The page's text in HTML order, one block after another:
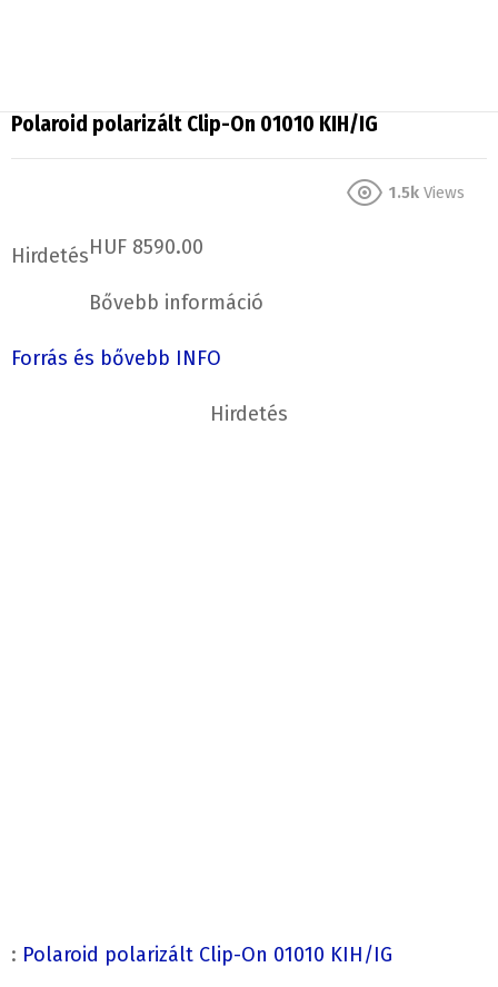
Polaroid polarizált Clip-On 01010 KIH/IG
1.5k Views
HirdetésHUF 8590.00
Bővebb információ
Forrás és bővebb INFO
Hirdetés
: Polaroid polarizált Clip-On 01010 KIH/IG